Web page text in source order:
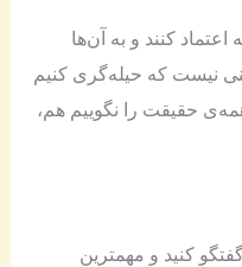
کنند و به آن‌ها
نیست که حیله‌گری کنیم
حقیقت را نگوییم هم،
کنید و مهمترین